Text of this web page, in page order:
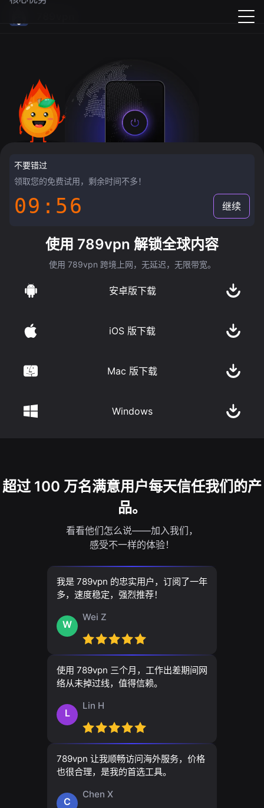
不要错过
领取您的免费试用，剩余时间不多！
09:55 继续
使用 789vpn 解锁全球内容
使用 789vpn 跨境上网，无延迟，无限带宽。
安卓版下载
iOS 版下载
Mac 版下载
Windows
超过 100 万名满意用户每天信任我们的产
品。
看看他们怎么说——加入我们，
感受不一样的体验！
我是 789vpn 的忠实用户，订阅了一年
多，速度稳定，强烈推荐！
W
Wei Z
使用 789vpn 三个月，工作出差期间网
络从未掉过线，值得信赖。
L
Lin H
789vpn 让我顺畅访问海外服务，价格
也很合理，是我的首选工具。
C
Chen X